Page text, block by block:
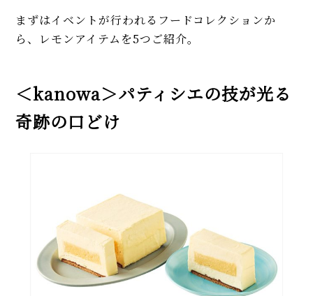
まずはイベントが行われるフードコレクションか
ら、レモンアイテムを5つご紹介。
＜kanowa＞パティシエの技が光る
奇跡の口どけ